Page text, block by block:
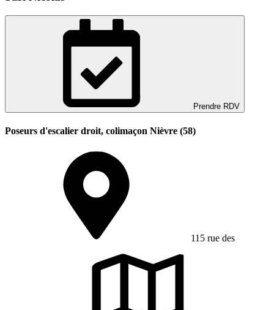
Prendre RDV
Poseurs d'escalier droit, colimaçon Nièvre (58)
115 rue des